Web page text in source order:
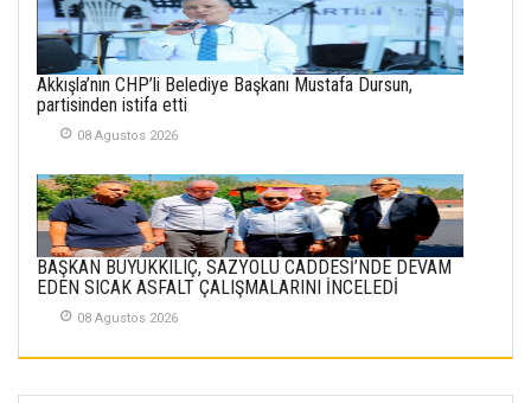
02 Ekim 2025
SABAHATTİN
SÜRMEN
01 Mayis 2026
Akkışla’nın CHP’li Belediye Başkanı Mustafa Dursun,
partisinden istifa etti
08 Agustos 2026
BAŞKAN BÜYÜKKILIÇ, SAZYOLU CADDESİ’NDE DEVAM
EDEN SICAK ASFALT ÇALIŞMALARINI İNCELEDİ
08 Agustos 2026